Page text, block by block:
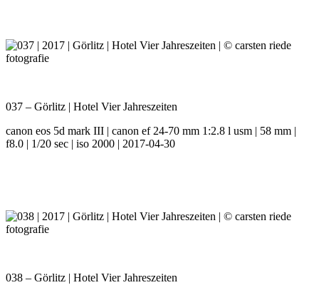
037 – Görlitz | Hotel Vier Jahreszeiten
canon eos 5d mark III | canon ef 24-70 mm 1:2.8 l usm | 58 mm |
f8.0 | 1/20 sec | iso 2000 | 2017-04-30
038 – Görlitz | Hotel Vier Jahreszeiten